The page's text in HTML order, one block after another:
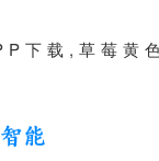
下载,草莓黄